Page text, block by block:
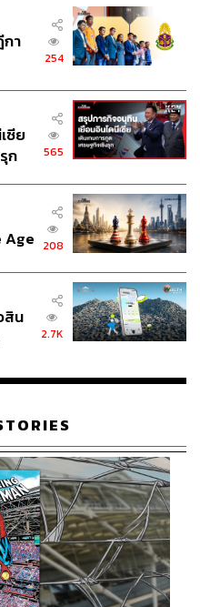
า
254
ซีย
ก
565
Age
208
สิน
2.7K